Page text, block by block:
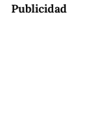
Publicidad